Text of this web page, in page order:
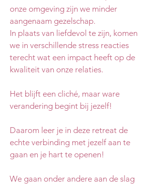
onze omgeving zijn we minder
aangenaam gezelschap.
In plaats van liefdevol te zijn, komen
we in verschillende stress reacties
terecht wat een impact heeft op de
kwaliteit van onze relaties.
Het blijft een cliché, maar ware
verandering begint bij jezelf!
Daarom leer je in deze retreat de
echte verbinding met jezelf aan te
gaan en je hart te openen!
We gaan onder andere aan de slag